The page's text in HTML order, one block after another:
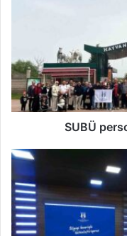
SUBÜ
Genç
mühendisler
olmasaydı
KAAN
uçmazdı